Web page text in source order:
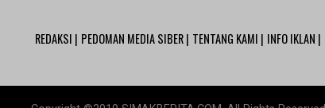
REDAKSI | PEDOMAN MEDIA SIBER | TENTANG KAMI | INFO IKLAN |